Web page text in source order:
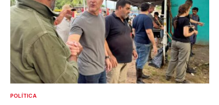
POLÍTICA